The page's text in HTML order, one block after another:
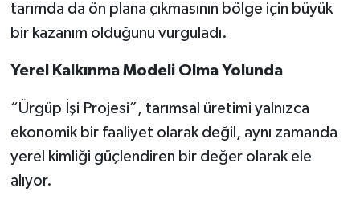
tarımda da ön plana çıkmasının bölge için büyük
bir kazanım olduğunu vurguladı.
Yerel Kalkınma Modeli Olma Yolunda
“Ürgüp İşi Projesi”, tarımsal üretimi yalnızca
ekonomik bir faaliyet olarak değil, aynı zamanda
yerel kimliği güçlendiren bir değer olarak ele
alıyor.